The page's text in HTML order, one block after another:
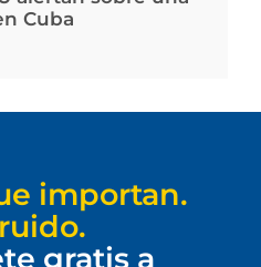
Cuba
importan.
gratis a